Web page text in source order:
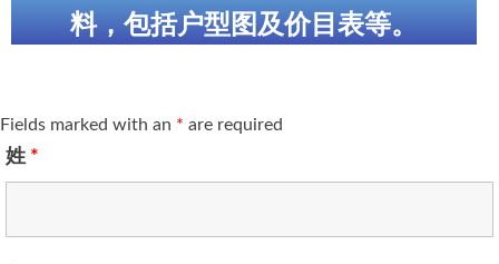
料，包括户型图及价目表等。
Fields marked with an * are required
姓 *